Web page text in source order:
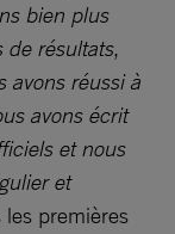
bien plus
de résultats,
avons réussi à
avons écrit
et nous
et
les premières